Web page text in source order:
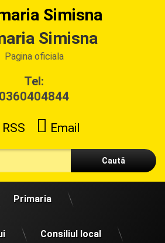
Simisna
Pagina oficiala
Tel:
0360404844
RSS Email
Primaria
Consiliul local